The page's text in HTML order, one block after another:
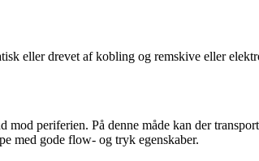
eller drevet af kobling og remskive eller
periferien. På denne måde kan der
med gode flow- og tryk egenskaber.